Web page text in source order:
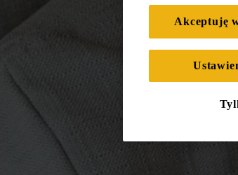
komfortu oraz
techniczne pliki
rozróżnianie
cookie), a także
dostosowanych do
– również w
Akceptuję